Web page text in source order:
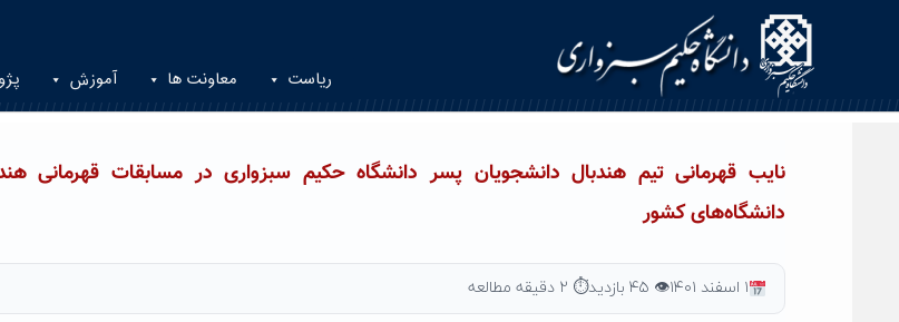
ریاست معاونت ها آموزش
نایب قهرمانی تیم هندبال دانشجویان پسر دانشگاه حکیم سبزواری در مسابقات قهرمانی
دانشگاه‌های کشور
۱ اسفند ۱۴۰۱ 👁 ۴۵ بازدید ⏱ ۲ دقیقه مطالعه